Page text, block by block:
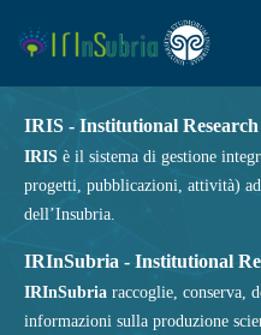
IRIS - Institutional
IRIS è il sistema di gestione
progetti, pubblicazioni, attività)
dell’Insubria.
IRInSubria - Institutional
IRInSubria raccoglie, conserva,
informazioni sulla produzione